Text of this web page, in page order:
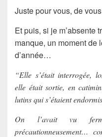
Juste pour vous, de
Et puis, si je m’absente
manque, un moment de
d’année…
“Elle s’était interrogée,
elle était sortie, en
lutins qui s’étaient
On l’avait vu
précautionneusement…